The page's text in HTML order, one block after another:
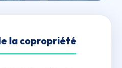
la copropriété